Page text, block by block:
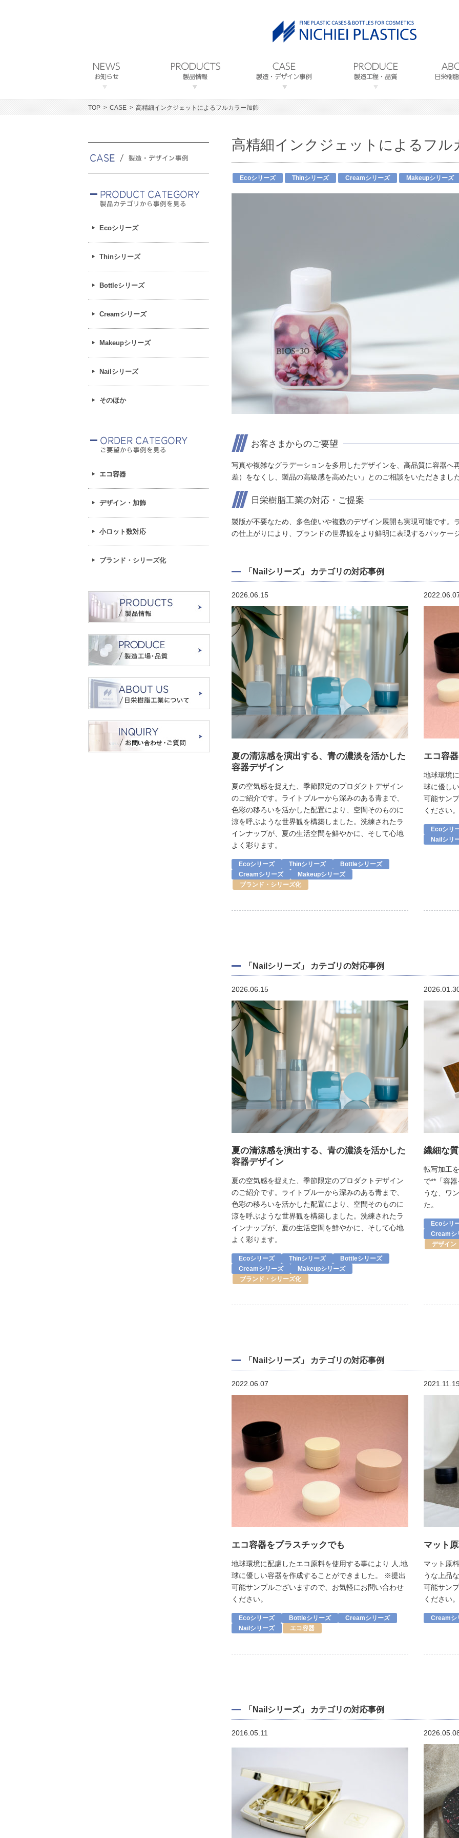
TOP CASE 高精細インクジェットによるフルカラー加飾
高精細インクジェットによるフル
Ecoシリーズ Thinシリーズ Creamシリーズ Makeupシリーズ
お客さまからのご要望
写真や複雑なグラデーションを多用したデザインを、高品質に容器へ
差）をなくし、製品の高級感を高めたい」とのご相談をいただきまし
日栄樹脂工業の対応・ご提案
製版が不要なため、多色使いや複数のデザイン展開も実現可能です。
の仕上がりにより、ブランドの世界観をより鮮明に表現するパッケー
「Nailシリーズ」 カテゴリの対応事例
2026.06.15
夏の清涼感を演出する、青の濃淡を活かした
容器デザイン
夏の空気感を捉えた、季節限定のプロダクトデザイン
のご紹介です。ライトブルーから深みのある青まで、
色彩の移ろいを活かした配置により、空間そのものに
涼を呼ぶような世界観を構築しました。洗練されたラ
インナップが、夏の生活空間を鮮やかに、そして心地
よく彩ります。
Ecoシリーズ Thinシリーズ
Bottleシリーズ
Creamシリーズ
Makeupシリーズ
ブランド・シリーズ化
エコ容
地球環境
球に優し
可能サン
ください。
Ecoシリ
Nailシリ
「Nailシリーズ」 カテゴリの対応事例
2026.06.15
夏の清涼感を演出する、青の濃淡を活かした
容器デザイン
夏の空気感を捉えた、季節限定のプロダクトデザイン
のご紹介です。ライトブルーから深みのある青まで、
色彩の移ろいを活かした配置により、空間そのものに
涼を呼ぶような世界観を構築しました。洗練されたラ
インナップが、夏の生活空間を鮮やかに、そして心地
よく彩ります。
Ecoシリーズ Thinシリーズ
Bottleシリーズ
Creamシリーズ
Makeupシリーズ
ブランド・シリーズ化
繊細な
転写加工
で**「容
うな、ワ
た。
Ecoシリ
Creamシ
デザイン
「Nailシリーズ」 カテゴリの対応事例
2022.06.07
エコ容器をプラスチックでも
地球環境に配慮したエコ原料を使用する事により 人,地
球に優しい容器を作成することができました。 ※提出
可能サンプルございますので、お気軽にお問い合わせ
ください。
Ecoシリーズ Bottleシリーズ
Creamシリーズ
Nailシリーズ
エコ容器
マット
マット原
うな上品
可能サン
ください。
Creamシ
「Nailシリーズ」 カテゴリの対応事例
2016.05.11
Ecoシリーズ
Thinシリーズ
Bottleシリーズ
Creamシリーズ
Makeupシリーズ
Nailシリーズ
そのほか
エコ容器
デザイン・加飾
小ロット数対応
ブランド・シリーズ化